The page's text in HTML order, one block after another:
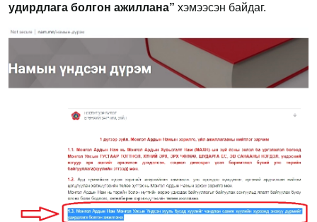
удирдлага болгон ажиллана” хэмээсэн байдаг.